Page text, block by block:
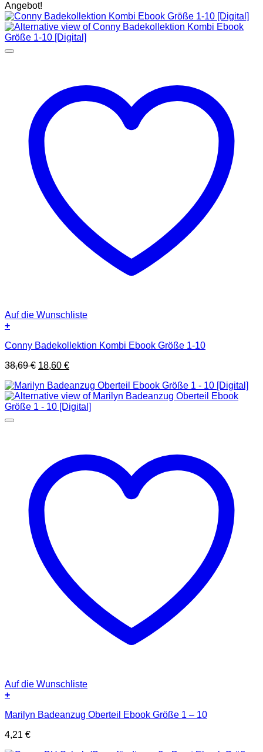
Angebot!
Auf die Wunschliste
+
Conny Badekollektion Kombi Ebook Größe 1-10
38,69€ Ursprünglicher
war:
38,69 €
18,60 €Aktueller
ist:
18,60 €.
Auf die Wunschliste
+
Marilyn Badeanzug Oberteil Ebook Größe 1 – 10
4,21 €